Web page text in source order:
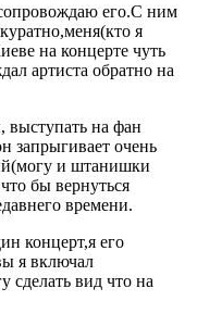
сопровождаю его.С ним
я
на концерте чуть
артиста обратно на
выступать на фан
запрыгивает очень
и штанишки
бы вернуться
времени.
концерт,я его
я включал
вид что на